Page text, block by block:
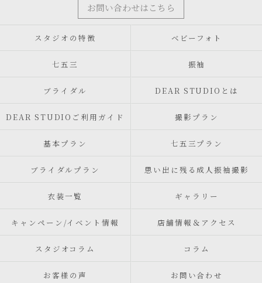
お問い合わせはこちら
スタジオの特徴 ベビーフォト
七五三 振袖
ブライダル DEAR STUDIOとは
DEAR STUDIOご利用ガイド 撮影プラン
基本プラン 七五三プラン
ブライダルプラン 思い出に残る成人振袖撮影
衣装一覧 ギャラリー
キャンペーン/イベント情報 店舗情報＆アクセス
スタジオコラム コラム
お客様の声 お問い合わせ